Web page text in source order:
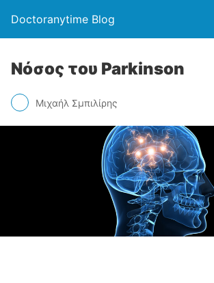
Doctoranytime Blog
Νόσος του Parkinson
Μιχαήλ Σμπιλίρης